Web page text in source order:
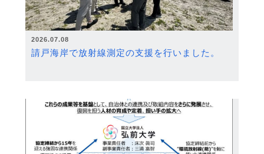
2026.07.08
請戸海岸で放射線測定の支援を行いました。